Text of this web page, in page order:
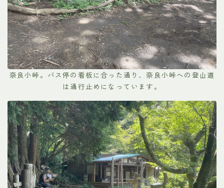
奈良小峠。バス停の看板に合った通り、奈良小峠への登山道
は通行止めになっています。